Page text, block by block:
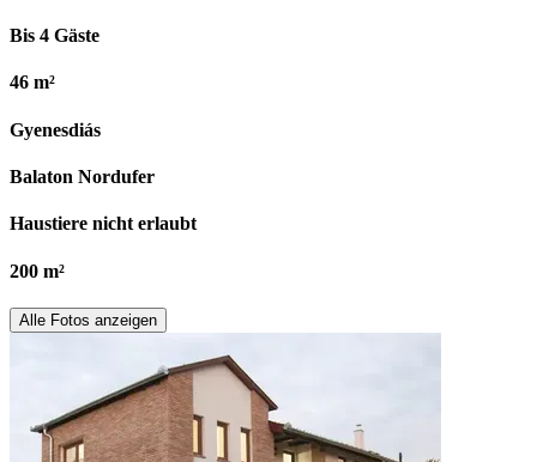
Bis 4 Gäste
46 m²
Gyenesdiás
Balaton Nordufer
Haustiere nicht erlaubt
200 m²
Alle Fotos anzeigen